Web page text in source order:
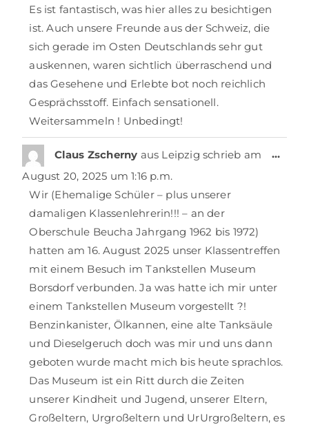
Es ist fantastisch, was hier alles zu besichtigen
ist. Auch unsere Freunde aus der Schweiz, die
sich gerade im Osten Deutschlands sehr gut
auskennen, waren sichtlich überraschend und
das Gesehene und Erlebte bot noch reichlich
Gesprächsstoff. Einfach sensationell.
Weitersammeln ! Unbedingt!
Claus Zscherny aus Leipzig schrieb am
August 20, 2025 um 1:16 p.m.
Wir (Ehemalige Schüler – plus unserer
damaligen Klassenlehrerin!!! – an der
Oberschule Beucha Jahrgang 1962 bis 1972)
hatten am 16. August 2025 unser Klassentreffen
mit einem Besuch im Tankstellen Museum
Borsdorf verbunden. Ja was hatte ich mir unter
einem Tankstellen Museum vorgestellt ?!
Benzinkanister, Ölkannen, eine alte Tanksäule
und Dieselgeruch doch was mir und uns dann
geboten wurde macht mich bis heute sprachlos.
Das Museum ist ein Ritt durch die Zeiten
unserer Kindheit und Jugend, unserer Eltern,
Großeltern, Urgroßeltern und UrUrgroßeltern, es
…